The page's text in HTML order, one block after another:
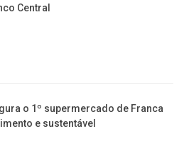
Central
o 1º supermercado de Franca
e sustentável